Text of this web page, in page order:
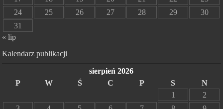
24
25 26 27 28 29
30
31
« lip
Kalendarz publikacji
sierpień 2026
P
W Ś C P S
N
1
2